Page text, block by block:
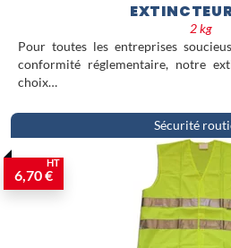
2 kg
Pour toutes les entreprises
conformité réglementaire, notre
choix…
Sécurité
6,70 €
HT